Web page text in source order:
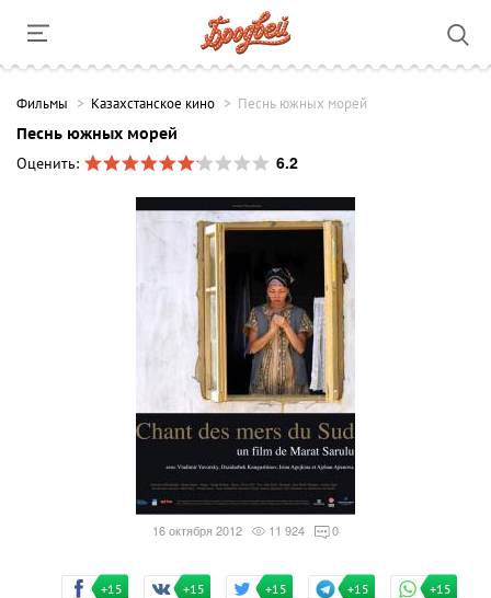
Фильмы Казахстанское кино Песнь южных морей
Песнь южных морей
Оценить:
6.2
16 октября 2012 11 924 0
+15 +15 +15 +15 +15